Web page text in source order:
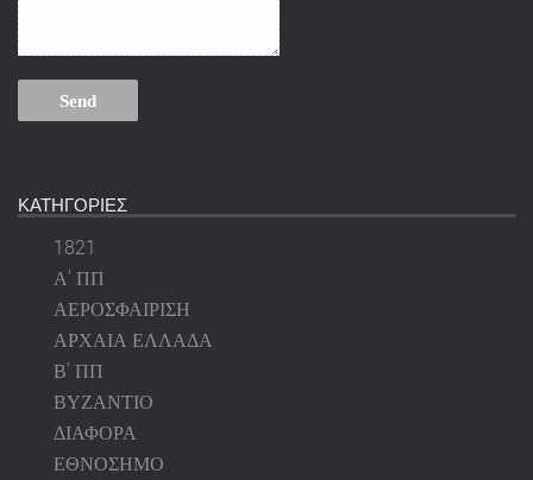
ΚΑΤΗΓΟΡΙΕΣ
1821
Α' ΠΠ
ΑΕΡΟΣΦΑΙΡΙΣΗ
ΑΡΧΑΙΑ ΕΛΛΑΔΑ
Β' ΠΠ
ΒΥΖΑΝΤΙΟ
ΔΙΑΦΟΡΑ
ΕΘΝΟΣΗΜΟ